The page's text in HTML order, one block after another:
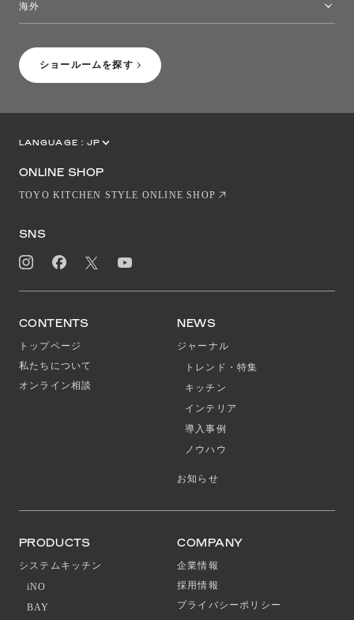
ショールームを探す
海外
LANGUAGE : JP
ONLINE SHOP
TOYO KITCHEN STYLE ONLINE SHOP
SNS
CONTENTS
トップページ
私たちについて
オンライン相談
NEWS
ジャーナル
トレンド・特集
キッチン
インテリア
導入事例
ノウハウ
お知らせ
PRODUCTS
システムキッチン
iNO
BAY
COMPANY
企業情報
採用情報
プライバシーポリシー